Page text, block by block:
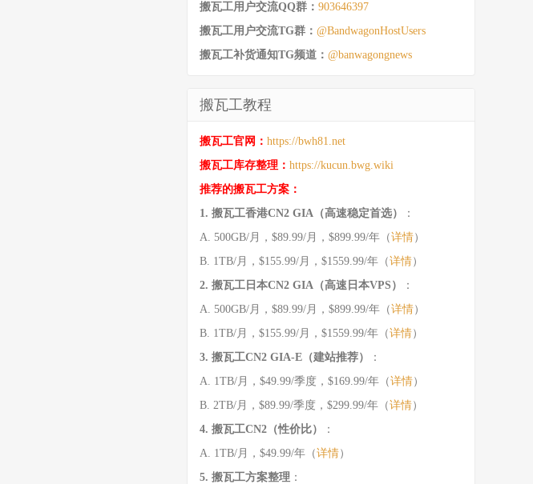
搬瓦工用户交流QQ群： 903646397
搬瓦工用户交流TG群： @BandwagonHostUsers
搬瓦工补货通知TG频道： @banwagongnews
搬瓦工教程
搬瓦工官网： https://bwh81.net
搬瓦工库存整理： https://kucun.bwg.wiki
推荐的搬瓦工方案：
1. 搬瓦工香港CN2 GIA（高速稳定首选）
：
A. 500GB/月，$89.99/月，$899.99/年（详情）
B. 1TB/月，$155.99/月，$1559.99/年（详情）
2. 搬瓦工日本CN2 GIA（高速日本VPS）
：
A. 500GB/月，$89.99/月，$899.99/年（详情）
B. 1TB/月，$155.99/月，$1559.99/年（详情）
3. 搬瓦工CN2 GIA-E（建站推荐）
：
A. 1TB/月，$49.99/季度，$169.99/年（详情）
B. 2TB/月，$89.99/季度，$299.99/年（详情）
4. 搬瓦工CN2（性价比）
：
A. 1TB/月，$49.99/年（详情）
5. 搬瓦工方案整理 ：